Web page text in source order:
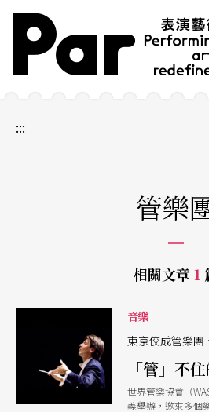
跳到主要內容區塊
網站導覽
:::
管樂
相關文章 1
音樂
東京佼成管樂團
「管」不
世界管樂協會（
義舉辦，邀來多個